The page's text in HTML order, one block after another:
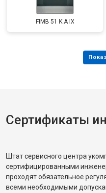
FIMB 51 K.A IX
Сертификаты
Штат сервисного центра
сертифицированными
проходят обязательное
всеми необходимыми